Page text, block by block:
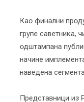
Као финални
групе саветника,
одштампана
начине
наведена
Представници из